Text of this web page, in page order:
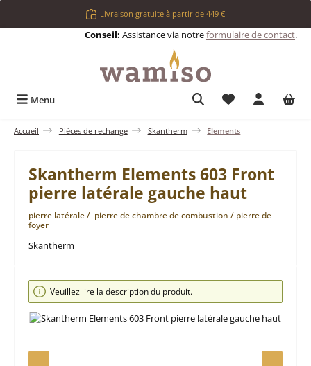
Passer au contenu principalLivraison gratuite à partir de 449 €
Conseil: Assistance via notreformulaire de contact.
Menu Vous avez 0
Accueil Pièces de rechange Skantherm Elements
Skantherm Elements 603 Front
pierre latérale gauche haut
pierre latérale / pierre de chambre de combustion / pierre de
foyer
Skantherm
Ignorer la galerie d'images
Veuillez lire la description du produit.